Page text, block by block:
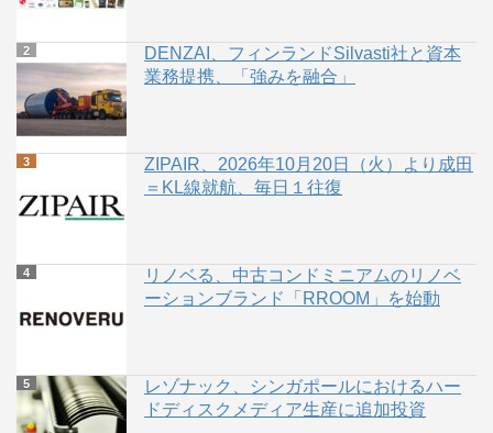
DENZAI、フィンランドSilvasti社と資本
業務提携、「強みを融合」
ZIPAIR、2026年10月20日（火）より成田
＝KL線就航、毎日１往復
リノベる、中古コンドミニアムのリノベ
ーションブランド「RROOM」を始動
レゾナック、シンガポールにおけるハー
ドディスクメディア生産に追加投資